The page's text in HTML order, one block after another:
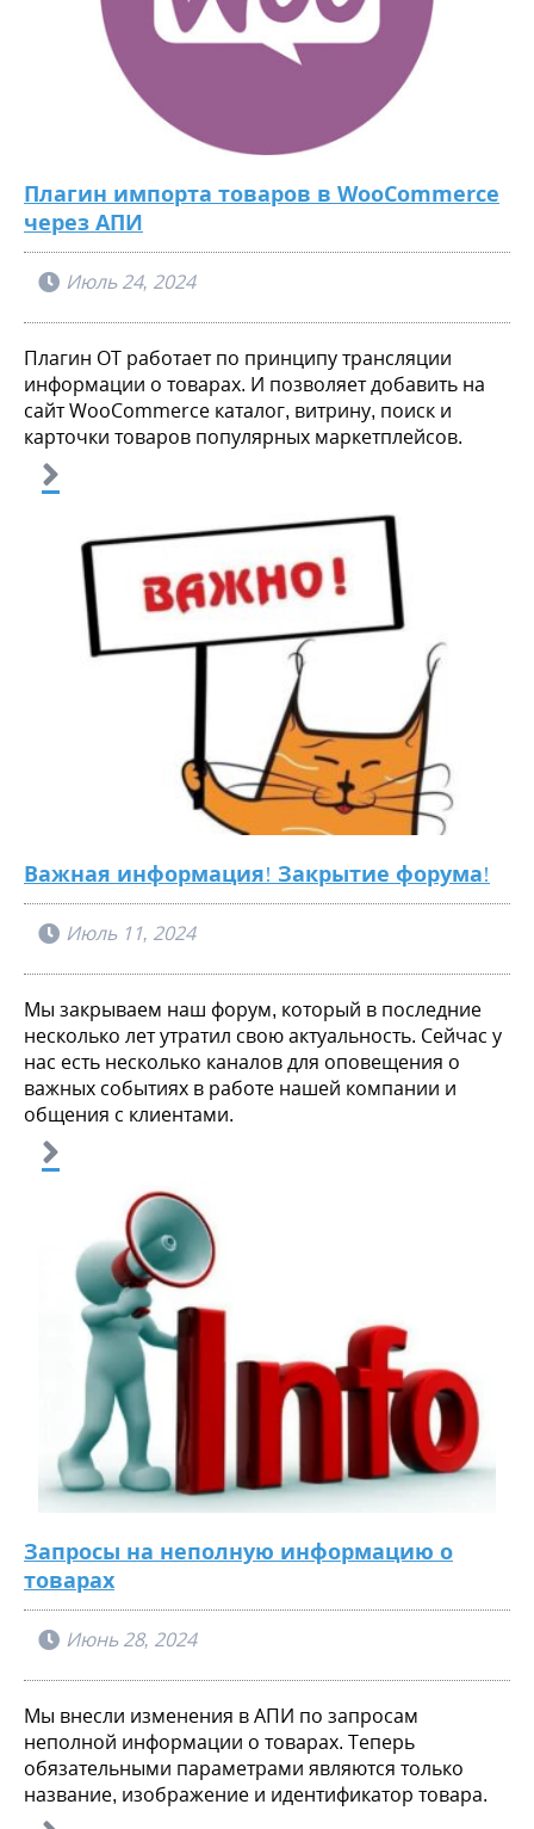
Плагин импорта товаров в WooCommerce
через АПИ
Июль 24, 2024
Плагин ОТ работает по принципу трансляции
информации о товарах. И позволяет добавить на
сайт WooCommerce каталог, витрину, поиск и
карточки товаров популярных маркетплейсов.
Важная информация! Закрытие форума!
Июль 11, 2024
Мы закрываем наш форум, который в последние
несколько лет утратил свою актуальность. Сейчас у
нас есть несколько каналов для оповещения о
важных событиях в работе нашей компании и
общения с клиентами.
Запросы на неполную информацию о
товарах
Июнь 28, 2024
Мы внесли изменения в АПИ по запросам
неполной информации о товарах. Теперь
обязательными параметрами являются только
название, изображение и идентификатор товара.